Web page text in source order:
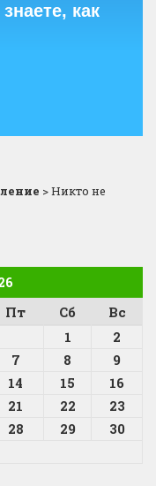
как
>Никто не
Пт Сб
Вс
1
2
7 8
9
14 15
16
21 22
23
28 29
30